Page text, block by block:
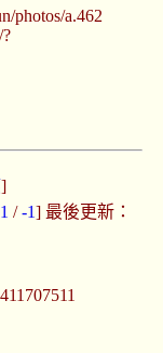
photos/a.462
]
/-1] 最後更新：